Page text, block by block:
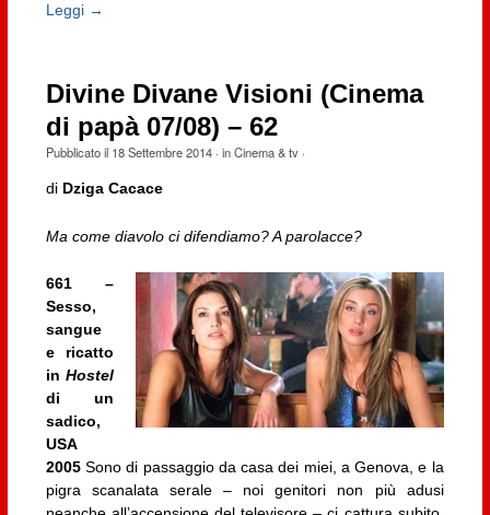
Leggi →
Divine Divane Visioni (Cinema
di papà 07/08) – 62
Pubblicato il 18 Settembre 2014· inCinema & tv·
di Dziga Cacace
Ma come diavolo ci difendiamo? A parolacce?
661 –
Sesso,
sangue
e ricatto
inHostel
di un
sadico,
USA
2005Sono di passaggio da casa dei miei, a Genova, e la
pigra scanalata serale – noi genitori non più adusi